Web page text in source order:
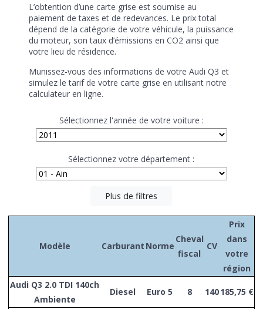
L’obtention d’une carte grise est soumise au
paiement de taxes et de redevances. Le prix total
dépend de la catégorie de votre véhicule, la puissance
du moteur, son taux d’émissions en CO2 ainsi que
votre lieu de résidence.
Munissez-vous des informations de votre Audi Q3 et
simulez le tarif de votre carte grise en utilisant notre
calculateur en ligne.
Sélectionnez l'année de votre voiture :
Sélectionnez votre département :
Plus de filtres
Modèle Carburant Norme
Cheval
fiscal
CV
Prix
dans
votre
région
Audi Q3 2.0 TDI 140ch
Ambiente
Diesel Euro 5 8 140185,75 €